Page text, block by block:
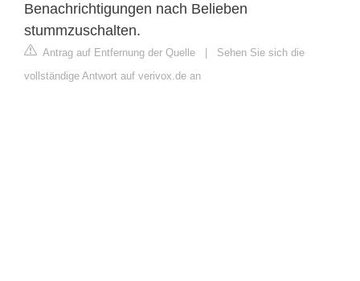
Benachrichtigungen nach Belieben
stummzuschalten.
Antrag auf Entfernung der Quelle
Sehen Sie sich die
vollständige Antwort auf verivox.de an